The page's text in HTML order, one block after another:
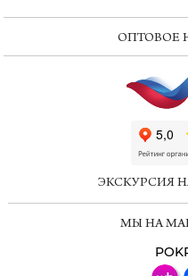
ОПТОВОЕ
ЭКСКУРСИЯ
МЫ НА